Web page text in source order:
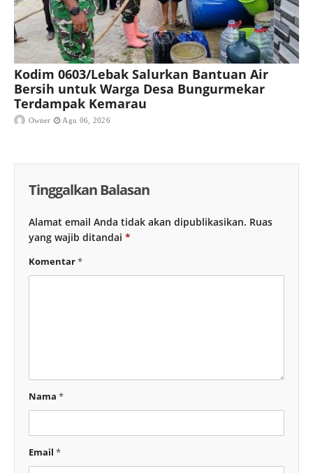
Kodim 0603/Lebak Salurkan Bantuan Air
Bersih untuk Warga Desa Bungurmekar
Terdampak Kemarau
Owner Agu 06, 2026
Tinggalkan Balasan
Alamat email Anda tidak akan dipublikasikan. Ruas
yang wajib ditandai *
Komentar*
Nama *
Email *